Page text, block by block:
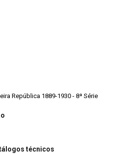
República 1889-1930 - 8ª Série
técnicos